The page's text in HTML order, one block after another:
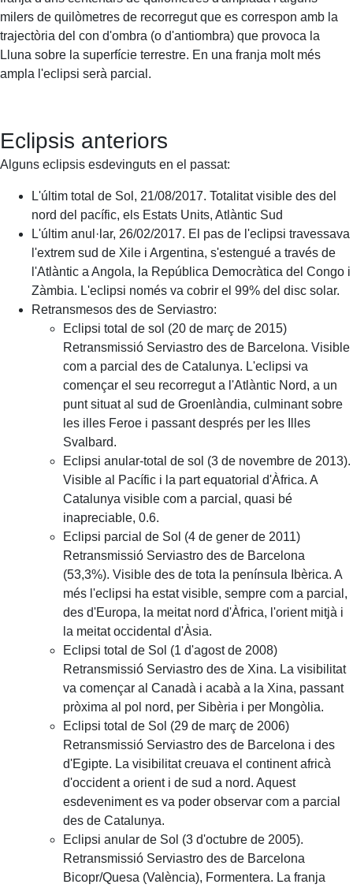
milers de quilòmetres de recorregut que es correspon amb la
trajectòria del con d'ombra (o d'antiombra) que provoca la
Lluna sobre la superfície terrestre. En una franja molt més
ampla l'eclipsi serà parcial.
Eclipsis anteriors
Alguns eclipsis esdevinguts en el passat:
L'últim total de Sol, 21/08/2017. Totalitat visible des del
nord del pacífic, els Estats Units, Atlàntic Sud
L'últim anul·lar, 26/02/2017. El pas de l'eclipsi travessava
l'extrem sud de Xile i Argentina, s'estengué a través de
l'Atlàntic a Angola, la República Democràtica del Congo i
Zàmbia. L'eclipsi només va cobrir el 99% del disc solar.
Retransmesos des de Serviastro:
Eclipsi total de sol (20 de març de 2015)
Retransmissió Serviastro des de Barcelona. Visible
com a parcial des de Catalunya. L'eclipsi va
començar el seu recorregut a l'Atlàntic Nord, a un
punt situat al sud de Groenlàndia, culminant sobre
les illes Feroe i passant després per les Illes
Svalbard.
Eclipsi anular-total de sol (3 de novembre de 2013).
Visible al Pacífic i la part equatorial d'Àfrica. A
Catalunya visible com a parcial, quasi bé
inapreciable, 0.6.
Eclipsi parcial de Sol (4 de gener de 2011)
Retransmissió Serviastro des de Barcelona
(53,3%). Visible des de tota la península Ibèrica. A
més l'eclipsi ha estat visible, sempre com a parcial,
des d'Europa, la meitat nord d'Àfrica, l'orient mitjà i
la meitat occidental d'Àsia.
Eclipsi total de Sol (1 d'agost de 2008)
Retransmissió Serviastro des de Xina. La visibilitat
va començar al Canadà i acabà a la Xina, passant
pròxima al pol nord, per Sibèria i per Mongòlia.
Eclipsi total de Sol (29 de març de 2006)
Retransmissió Serviastro des de Barcelona i des
d'Egipte. La visibilitat creuava el continent africà
d'occident a orient i de sud a nord. Aquest
esdeveniment es va poder observar com a parcial
des de Catalunya.
Eclipsi anular de Sol (3 d'octubre de 2005).
Retransmissió Serviastro des de Barcelona
Bicopr/Quesa (València), Formentera. La franja